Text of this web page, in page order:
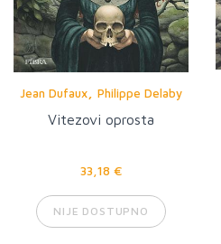
Jean Dufaux Philippe Delaby
Vitezovi oprosta
33,18 €
NIJE DOSTUPNO